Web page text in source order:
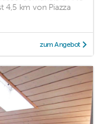
4,5 km von Piazza
zum Angebot